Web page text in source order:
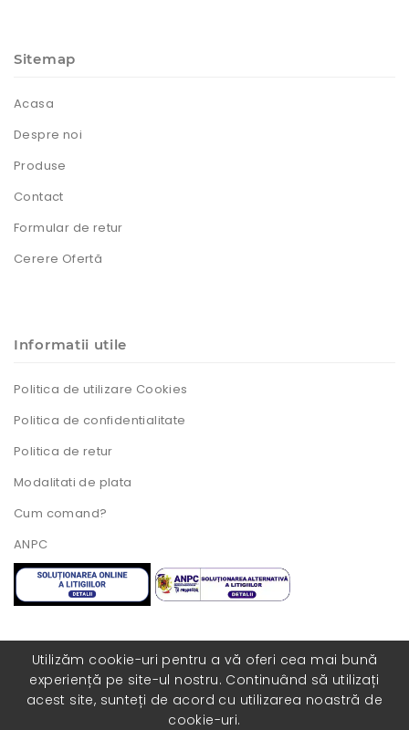
Sitemap
Acasa
Despre noi
Produse
Contact
Formular de retur
Cerere Ofertă
Informatii utile
Politica de utilizare Cookies
Politica de confidentialitate
Politica de retur
Modalitati de plata
Cum comand?
ANPC
Utilizăm cookie-uri pentru a vă oferi cea mai bună
experiență pe site-ul nostru. Continuând să utilizați
acest site, sunteți de acord cu utilizarea noastră de
cookie-uri.
Toate drepturile rezervate. Realizat cu ❤️ de
catre COLORISITE.RO